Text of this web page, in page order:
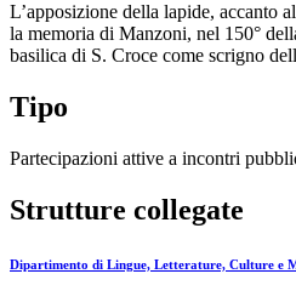
L’apposizione della lapide, accanto
la memoria di Manzoni, nel 150°
basilica di S. Croce come scrigno
Tipo
Partecipazioni attive a incontri
Strutture collegate
Dipartimento di Lingue, Letterature, Culture e